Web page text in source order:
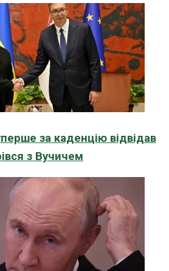
за каденцію відвідав
з Вучичем